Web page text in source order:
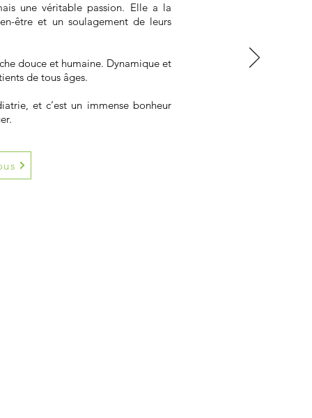
une véritable passion. Elle a la
être et un soulagement de leurs
douce et humaine. Dynamique et
de tous âges.
et c’est un immense bonheur